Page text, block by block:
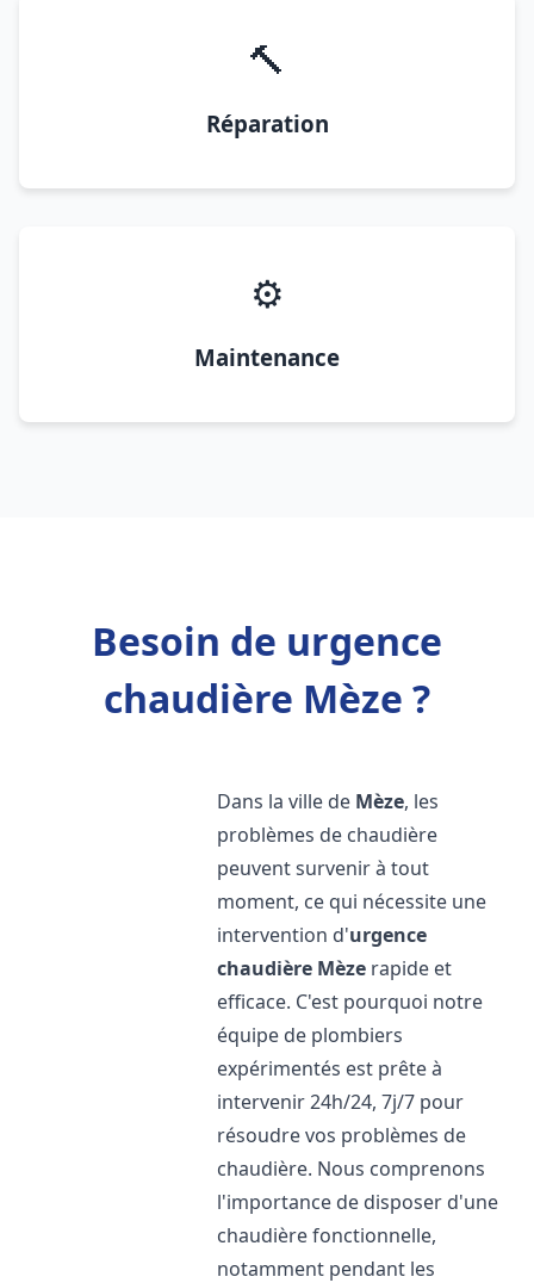
🔨
Réparation
⚙️
Maintenance
Besoin de urgence
chaudière Mèze ?
Dans la ville de Mèze, les
problèmes de chaudière
peuvent survenir à tout
moment, ce qui nécessite une
intervention d'urgence
chaudière Mèze rapide et
efficace. C'est pourquoi notre
équipe de plombiers
expérimentés est prête à
intervenir 24h/24, 7j/7 pour
résoudre vos problèmes de
chaudière. Nous comprenons
l'importance de disposer d'une
chaudière fonctionnelle,
notamment pendant les